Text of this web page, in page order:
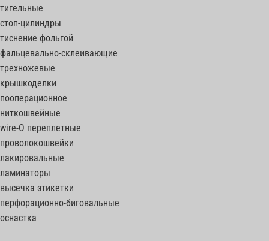
тигельные
стоп-цилиндры
тиснение фольгой
фальцевально-склеивающие
трехножевые
крышкоделки
пооперационное
ниткошвейные
wire-O переплетные
проволокошвейки
лакировальные
ламинаторы
высечка этикетки
перфорационно-биговальные
оснастка